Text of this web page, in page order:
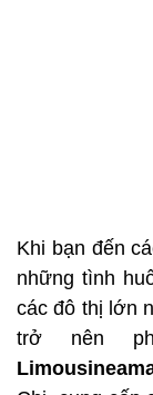
Khi bạn đến
những tình
các đô thị lớn
trở nên